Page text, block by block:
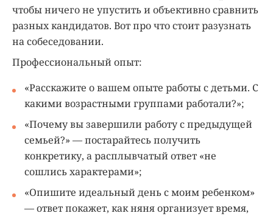
чтобы ничего не упустить и объективно сравнить
разных кандидатов. Вот про что стоит разузнать
на собеседовании.
Профессиональный опыт:
«Расскажите о вашем опыте работы с детьми. С
какими возрастными группами работали?»;
«Почему вы завершили работу с предыдущей
семьей?» — постарайтесь получить
конкретику, а расплывчатый ответ «не
сошлись характерами»;
«Опишите идеальный день с моим ребенком»
— ответ покажет, как няня организует время,